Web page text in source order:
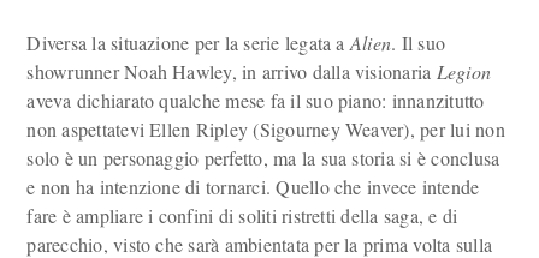
Diversa la situazione per la serie legata a Alien. Il suo
showrunner Noah Hawley, in arrivo dalla visionaria Legion
aveva dichiarato qualche mese fa il suo piano: innanzitutto
non aspettatevi Ellen Ripley (Sigourney Weaver), per lui non
solo è un personaggio perfetto, ma la sua storia si è conclusa
e non ha intenzione di tornarci. Quello che invece intende
fare è ampliare i confini di soliti ristretti della saga, e di
parecchio, visto che sarà ambientata per la prima volta sulla